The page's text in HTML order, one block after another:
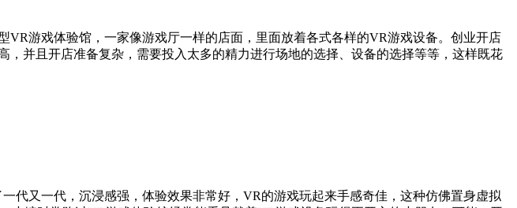
游戏体验馆，一家像游戏厅一样的店面，里面放着各式各样的VR游戏设备。创业开店
并且开店准备复杂，需要投入太多的精力进行场地的选择、设备的选择等等，这样既花
又一代，沉浸感强，体验效果非常好，VR的游戏玩起来手感奇佳，这种仿佛置身虚拟